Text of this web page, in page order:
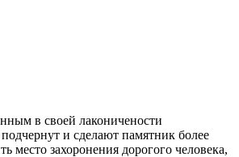
в своей лаконичености
и сделают памятник более
захоронения дорогого человека,